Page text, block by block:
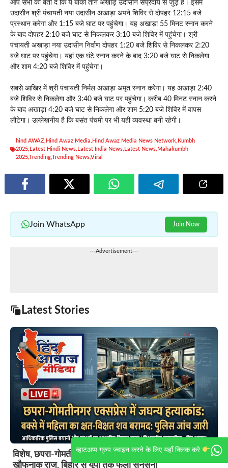
व्हाटअप्प ग्रुप ज्वाइन करने के लिए यहाँ क्लिक करे
आप सभी को बता दें कि ये बाकी तीन अखाड़े उदासीन संप्रदाय से जुड़े हैं। इसमें
उदासीन श्री पंचायती नया उदासीन अखाड़ा अपने शिविर से दोपहर 12:15 बजे
प्रस्थान करेगा और 1:15 बजे घाट पर पहुंचेगा। यह अखाड़ा 55 मिनट स्नान करने
के बाद दोपहर 2:10 बजे घाट से निकलकर 3:10 बजे शिविर में पहुंचेगा। श्री
पंचायती अखाड़ा नया उदासीन निर्वाण दोपहर 1:20 बजे शिविर से निकलकर 2:20
बजे घाट पर पहुंचेगा। यहां एक घंटे स्नान करने के बाद 3:20 बजे घाट से निकलेगा
और शाम 4:20 बजे शिविर में पहुंचेगा।
सबसे आखिर में श्री पंचायती निर्मल अखाड़ा अमृत स्नान करेगा। यह अखाड़ा 2:40
बजे शिविर से निकलेगा और 3:40 बजे घाट पर पहुंचेगा। करीब 40 मिनट स्नान करने
के बाद अखाड़ा 4:20 बजे घाट से निकलेगा और शाम 5:20 बजे शिविर में वापस
लौटेगा। उल्लेखनीय है कि बसंत पंचमी पर भी यही व्यवस्था बनी रहेगी।
hind AWAZ, Hind Awaz Media, Hind Awaz Media News Network, Kumbh
2025, Latest Hindi News, Latest India News, Latest News, Mahakumbh
2025,Trending,Trending News,Viral
Join WhatsApp Join Now
---Advertisement---
Latest Stories
विशेष, छपरा-गोमतीनगर एक्सप्रेस में मिली लाश का खुला
खौफनाक राज, बिहार से यूपी तक फैली सनसनी